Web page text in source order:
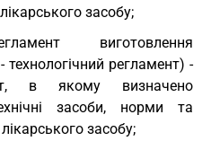
засобу;
виготовлення
технологічний регламент) -
в якому визначено
засоби, норми та
засобу;